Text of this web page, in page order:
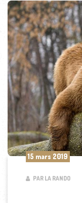
15 mars 2019
PAR LA RANDO